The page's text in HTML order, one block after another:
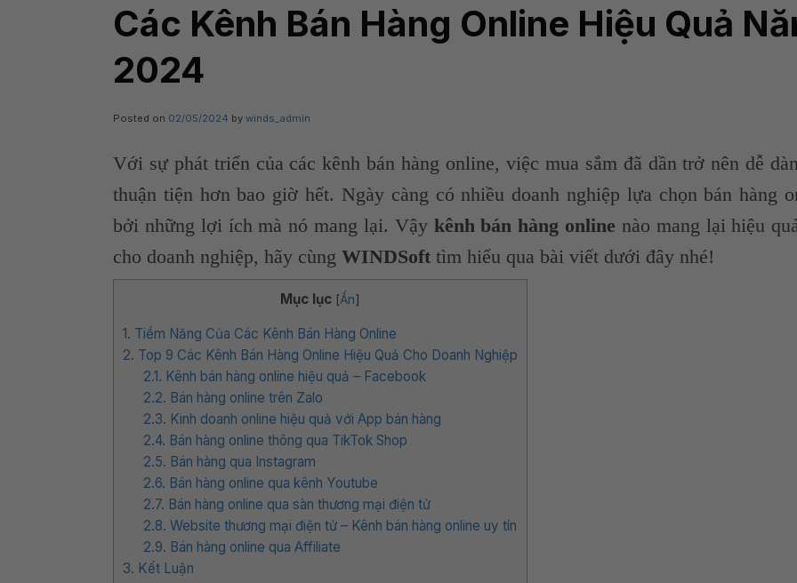
Các Kênh Bán Hàng Online Hiệu Quả
2024
Posted on 02/05/2024 by winds_admin
Với sự phát triển của các kênh bán hàng online, việc mua sắm đã dần trở nên dễ
thuận tiện hơn bao giờ hết. Ngày càng có nhiều doanh nghiệp lựa chọn bán hàng
bởi những lợi ích mà nó mang lại. Vậy kênh bán hàng online nào mang lại hiệu
cho doanh nghiệp, hãy cùng WINDSoft tìm hiểu qua bài viết dưới đây nhé!
Mục lục [Ẩn]
1. Tiềm Năng Của Các Kênh Bán Hàng Online
2. Top 9 Các Kênh Bán Hàng Online Hiệu Quả Cho Doanh Nghiệp
2.1. Kênh bán hàng online hiệu quả – Facebook
2.2. Bán hàng online trên Zalo
2.3. Kinh doanh online hiệu quả với App bán hàng
2.4. Bán hàng online thông qua TikTok Shop
2.5. Bán hàng qua Instagram
2.6. Bán hàng online qua kênh Youtube
2.7. Bán hàng online qua sàn thương mại điện tử
2.8. Website thương mại điện tử – Kênh bán hàng online uy tín
2.9. Bán hàng online qua Affiliate
3. Kết Luận